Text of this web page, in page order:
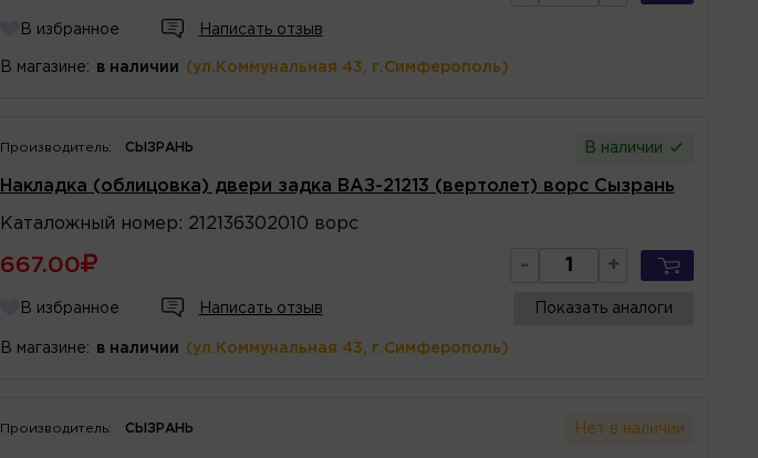
В избранное Написать отзыв
В магазине: в наличии (ул.Коммунальная 43, г.Симферополь)
Производитель: СЫЗРАНЬ В наличии
Накладка (облицовка) двери задка ВАЗ-21213 (вертолет) ворс Сызрань
Каталожный номер : 212136302010 ворс
667.00 - +
В избранное Написать отзыв Показать аналоги
В магазине: в наличии (ул.Коммунальная 43, г.Симферополь)
Производитель: СЫЗРАНЬ Нет в наличии